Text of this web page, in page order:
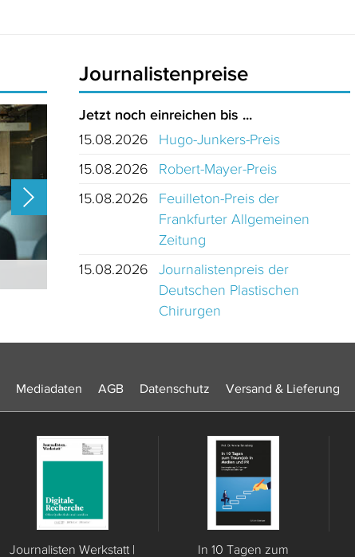
Journalistenpreise
Jetzt noch einreichen bis ...
15.08.2026
Hugo-Junkers-Preis
15.08.2026
Robert-Mayer-Preis
15.08.2026
Feuilleton-Preis der
Frankfurter Allgemeinen
Zeitung
15.08.2026
Journalistenpreis der
Deutschen Plastischen
Chirurgen
Mediadaten AGB Datenschutz Versand & Lieferung
Journalisten Werkstatt | In 10 Tagen zum